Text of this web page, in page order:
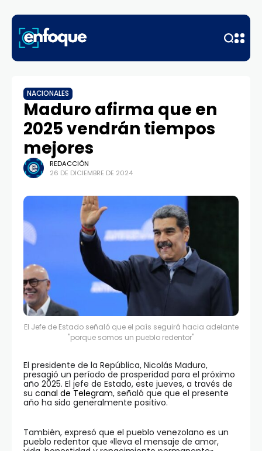
NACIONALES
Maduro afirma que en
2025 vendrán tiempos
mejores
REDACCIÓN
26 DE DICIEMBRE DE 2024
El Jefe de Estado señaló que el país seguirá hacia adelante
"porque somos un pueblo redentor"
El presidente de la República, Nicolás Maduro,
presagió un período de prosperidad para el próximo
año 2025. El jefe de Estado, este jueves, a través de
su canal de Telegram, señaló que que el presente
año ha sido generalmente positivo.
También, expresó que el pueblo venezolano es un
pueblo redentor que «lleva el mensaje de amor,